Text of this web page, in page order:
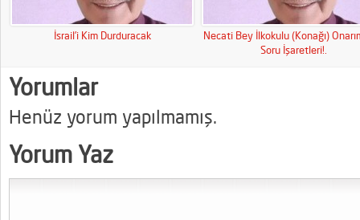
İsrail’i Kim Durduracak
Necati Bey İlkokulu (Konağı)
Soru İşaretleri!.
Yorumlar
Henüz yorum yapılmamış.
Yorum Yaz